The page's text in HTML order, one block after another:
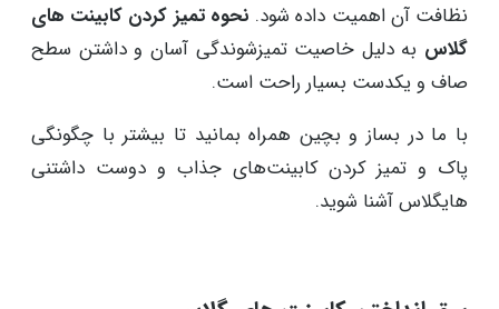
نظافت آن اهمیت داده شود.نحوه تمیز کردن کابینت های
گلاسبه دلیل خاصیت تمیزشوندگی آسان و داشتن سطح
صاف و یکدست بسیار راحت است.
با ما در بساز و بچین همراه بمانید تا بیشتر با چگونگی
پاک و تمیز کردن کابینت‌های جذاب و دوست داشتنی
هایگلاس آشنا شوید.